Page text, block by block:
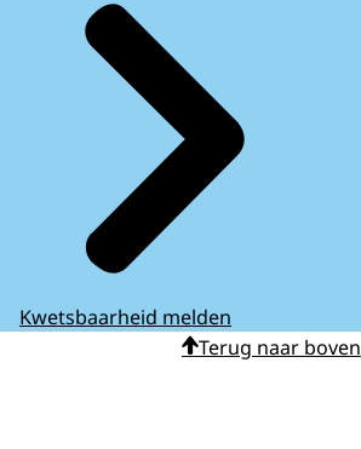
Kwetsbaarheid melden
Terug naar boven